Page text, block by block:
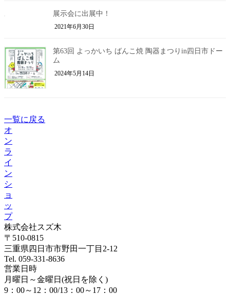
展示会に出展中！
2021年6月30日
第63回 よっかいち ばんこ焼 陶器まつりin四日市ドー
ム
2024年5月14日
一覧に戻る
オ
ン
ラ
イ
ン
シ
ョ
ッ
プ
株式会社スズ木
〒510-0815
三重県四日市市野田一丁目2-12
Tel. 059-331-8636
営業日時
月曜日～金曜日(祝日を除く)
9：00～12：00/13：00～17：00